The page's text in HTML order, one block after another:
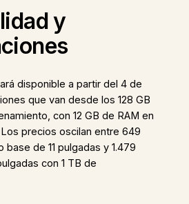
y
disponible a partir del 4 de
que van desde los 128 GB
con 12 GB de RAM en
precios oscilan entre 649
de 11 pulgadas y 1.479
con 1 TB de